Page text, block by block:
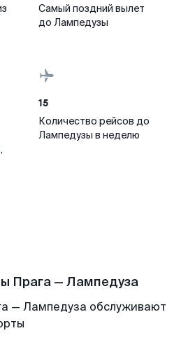
Самый поздний вылет
до Лампедузы
15
Количество рейсов до
Лампедузы в неделю
Прага — Лампедуза
— Лампедуза обслуживают